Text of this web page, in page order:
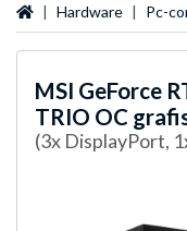
Startpagina
Hardware Pc-
MSI GeForce
TRIO OC
(3x DisplayPort,